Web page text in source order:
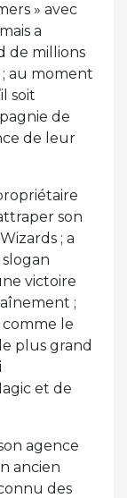
» avec
a
de millions
; au moment
soit
de
de leur
son
; a
victoire
;
comme le
plus grand
et de
agence
ancien
des